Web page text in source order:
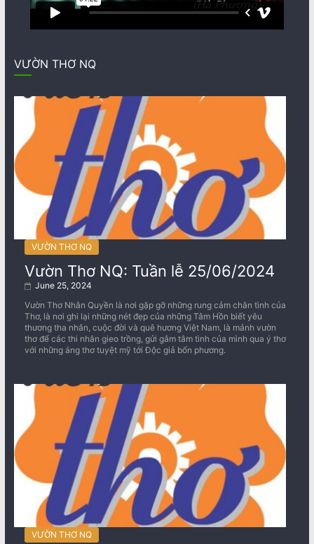
VƯỜN THƠ NQ
VƯỜN THƠ NQ
Vườn Thơ NQ: Tuần lễ 25/06/2024
June 25, 2024
Vườn Thơ Nhân Quyền là nơi gặp gỡ những rung cảm chân tình của
Thơ, là nơi ghi lại những nét đẹp của những Tâm Hồn biết yêu
thương tha nhân, cuộc đời và quê hương Việt Nam, là mảnh vườn
thơ để các thi nhân gieo trồng, gửi gắm tâm tình của mình qua ý thơ
với những áng thơ tuyệt mỹ tới Độc giả bốn phương.
VƯỜN THƠ NQ